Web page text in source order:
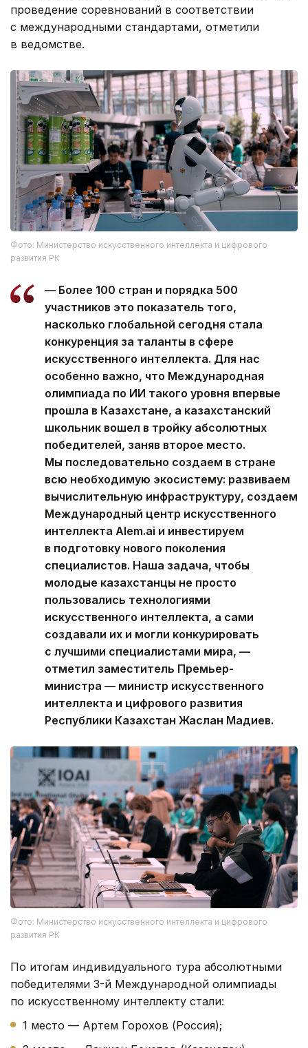
проведение соревнований в соответствии
с международными стандартами, отметили
в ведомстве.
Фото: Министерство искусственного интеллекта и цифрового
развития РК
— Более 100 стран и порядка 500
участников это показатель того,
насколько глобальной сегодня стала
конкуренция за таланты в сфере
искусственного интеллекта. Для нас
особенно важно, что Международная
олимпиада по ИИ такого уровня впервые
прошла в Казахстане, а казахстанский
школьник вошел в тройку абсолютных
победителей, заняв второе место.
Мы последовательно создаем в стране
всю необходимую экосистему: развиваем
вычислительную инфраструктуру, создаем
Международный центр искусственного
интеллекта Alem.ai и инвестируем
в подготовку нового поколения
специалистов. Наша задача, чтобы
молодые казахстанцы не просто
пользовались технологиями
искусственного интеллекта, а сами
создавали их и могли конкурировать
с лучшими специалистами мира, —
отметил заместитель Премьер-
министра — министр искусственного
интеллекта и цифрового развития
Республики Казахстан Жаслан Мадиев.
Фото: Министерство искусственного интеллекта и цифрового
развития РК
По итогам индивидуального тура абсолютными
победителями 3-й Международной олимпиады
по искусственному интеллекту стали:
1 место — Артем Горохов (Россия);